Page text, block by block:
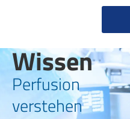
Wissen
Perfusion
verstehen